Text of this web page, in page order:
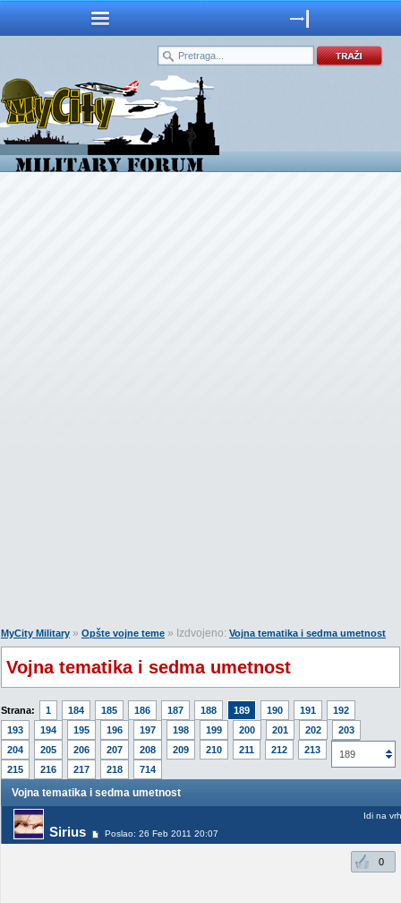
MyCity Military » Opšte vojne teme » Izdvojeno: Vojna tematika i sedma umetnost
Vojna tematika i sedma umetnost
Strana: 1 184 185 186 187 188 189 190 191
192
193
194 195 196 197 198 199 200 201 202
203
204
205 206 207 208 209 210 211 212 213
214
215
216 217 218 714
189
Vojna tematika i sedma umetnost
Sirius Poslao: 26 Feb 2011 20:07
Idi na vrh
0